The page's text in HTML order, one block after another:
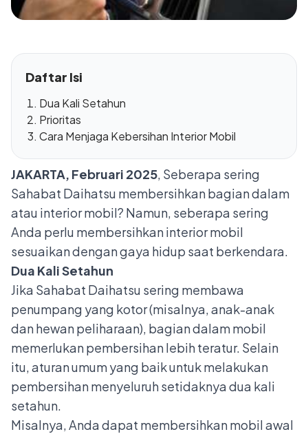
Daftar Isi
Dua Kali Setahun
Prioritas
Cara Menjaga Kebersihan Interior Mobil
JAKARTA, Februari 2025, Seberapa sering
Sahabat Daihatsu membersihkan bagian dalam
atau interior mobil? Namun, seberapa sering
Anda perlu membersihkan interior mobil
sesuaikan dengan gaya hidup saat berkendara.
Dua Kali Setahun
Jika Sahabat Daihatsu sering membawa
penumpang yang kotor (misalnya, anak-anak
dan hewan peliharaan), bagian dalam mobil
memerlukan pembersihan lebih teratur. Selain
itu, aturan umum yang baik untuk melakukan
pembersihan menyeluruh setidaknya dua kali
setahun.
Misalnya, Anda dapat membersihkan mobil awal